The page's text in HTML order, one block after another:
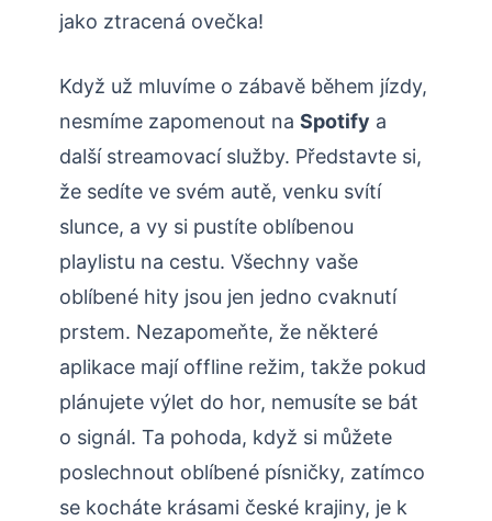
jako ztracená ovečka!
Když už mluvíme o zábavě během jízdy,
nesmíme zapomenout na Spotify a
další streamovací služby. Představte si,
že sedíte ve svém autě, venku svítí
slunce, a vy si pustíte oblíbenou
playlistu na cestu. Všechny vaše
oblíbené hity jsou jen jedno cvaknutí
prstem. Nezapomeňte, že některé
aplikace mají offline režim, takže pokud
plánujete výlet do hor, nemusíte se bát
o signál. Ta pohoda, když si můžete
poslechnout oblíbené písničky, zatímco
se kocháte krásami české krajiny, je k